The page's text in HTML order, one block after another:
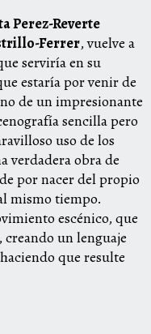
Perez-Reverte
Ferrer, vuelve a
serviría en su
estaría por venir de
de un impresionante
sencilla pero
uso de los
verdadera obra de
por nacer del propio
mismo tiempo.
escénico, que
creando un lenguaje
que resulte